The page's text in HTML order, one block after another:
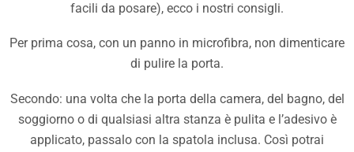
facili da posare), ecco i nostri consigli.
Per prima cosa, con un panno in microfibra, non dimenticare
di pulire la porta.
Secondo: una volta che la porta della camera, del bagno, del
soggiorno o di qualsiasi altra stanza è pulita e l’adesivo è
applicato, passalo con la spatola inclusa. Così potrai